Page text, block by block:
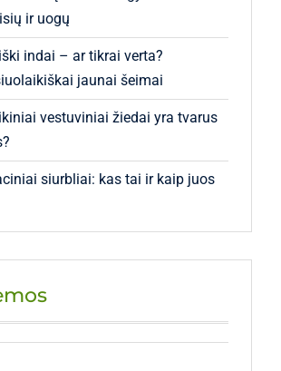
ir uogų
indai – ar tikrai verta?
jaunai šeimai
vestuviniai žiedai yra tvarus
siurbliai: kas tai ir kaip juos